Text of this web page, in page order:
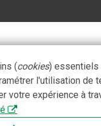
(cookies) essentiels
l'utilisation de
votre expérience à